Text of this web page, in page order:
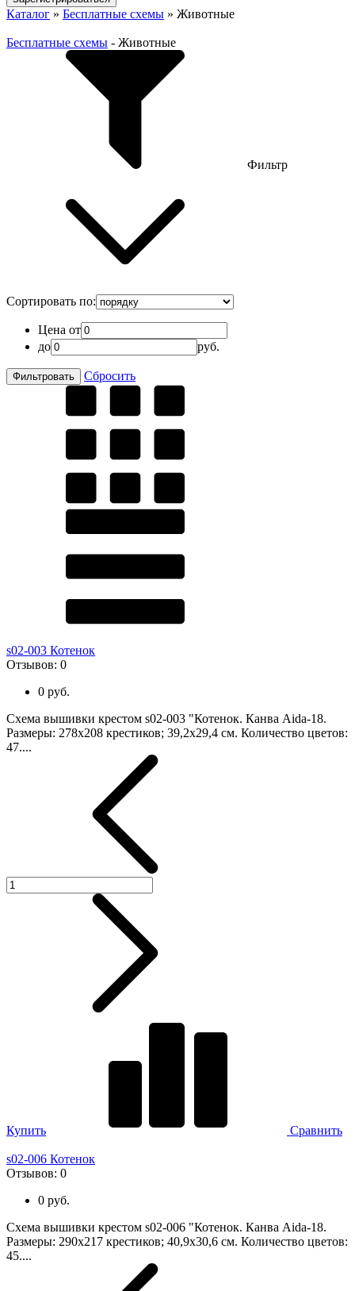
Каталог » Бесплатные схемы » Животные
Бесплатные схемы - Животные
Фильтр
Сортировать по:
Цена от
до
руб.
Сбросить
s02-003 Котенок
Отзывов: 0
0 руб.
Схема вышивки крестом s02-003 "Котенок. Канва Aida-18.
Размеры: 278х208 крестиков; 39,2х29,4 см. Количество цветов:
47....
Купить Сравнить
s02-006 Котенок
Отзывов: 0
0 руб.
Схема вышивки крестом s02-006 "Котенок. Канва Aida-18.
Размеры: 290х217 крестиков; 40,9х30,6 см. Количество цветов:
45....